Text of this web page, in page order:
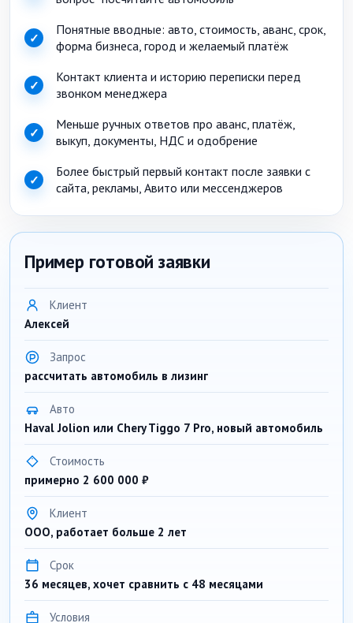
✓
Понятные вводные: авто, стоимость, аванс, срок,
форма бизнеса, город и желаемый платёж
✓
Контакт клиента и историю переписки перед
звонком менеджера
✓
Меньше ручных ответов про аванс, платёж,
выкуп, документы, НДС и одобрение
✓
Более быстрый первый контакт после заявки с
сайта, рекламы, Авито или мессенджеров
Пример готовой заявки
Клиент
Алексей
Запрос
рассчитать автомобиль в лизинг
Авто
Haval Jolion или Chery Tiggo 7 Pro, новый автомобиль
Стоимость
примерно 2 600 000 ₽
Клиент
ООО, работает больше 2 лет
Срок
36 месяцев, хочет сравнить с 48 месяцами
Условия